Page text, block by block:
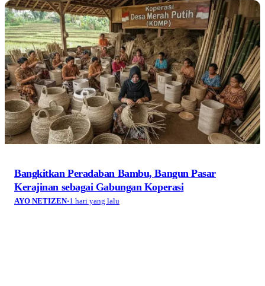
Bangkitkan Peradaban Bambu, Bangun Pasar
Kerajinan sebagai Gabungan Koperasi
AYO NETIZEN·1 hari yang lalu